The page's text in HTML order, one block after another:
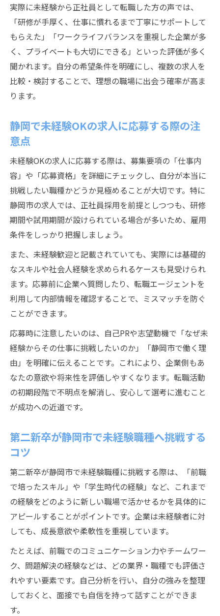
実際に未経験から正社員として転職した方の声では、
「研修が手厚く、仕事に慣れるまで丁寧にサポートして
もらえた」「ワークライフバランスを重視した企業が多
く、プライベートも大切にできる」といった評価が多く
聞かれます。自分の希望条件を明確にし、複数の求人を
比較・検討することで、理想の職場に出会う確率が高ま
ります。
静岡で未経験OKの求人に応募する際の注
意点
未経験OKの求人に応募する際は、募集要項の「仕事内
容」や「応募資格」を詳細にチェックし、自分が本当に
挑戦したい職種かどうか見極めることが大切です。特に
静岡市の求人では、正社員採用を前提としつつも、研修
期間や試用期間が設けられている場合が多いため、雇用
条件をしっかり把握しましょう。
また、未経験歓迎と記載されていても、実際には基礎的
なスキルや社会人経験を求められるケースも見受けられ
ます。応募前に企業へ質問したり、転職エージェントを
利用して内部情報を確認することで、ミスマッチを防ぐ
ことができます。
応募時に注意したいのは、自己PRや志望動機で「なぜ未
経験からその仕事に挑戦したいのか」「静岡市で働く理
由」を明確に伝えることです。これにより、企業側もあ
なたの意欲や将来性を評価しやすくなります。転職活動
の初期段階で不明点を解消し、安心して選考に進むこと
が成功への近道です。
第二新卒が静岡市で未経験職種へ挑戦する
コツ
第二新卒が静岡市で未経験職種に挑戦する際は、「前職
で培ったスキル」や「学生時代の経験」など、これまで
の経験をどのように新しい職場で活かせるかを具体的に
アピールすることがポイントです。企業は未経験者に対
しても、成長意欲や柔軟性を重視しています。
たとえば、前職でのコミュニケーション力やチームワー
ク、問題解決の経験などは、どの業界・職種でも評価さ
れやすい要素です。自己分析を行い、自分の強みを整理
しておくと、面接でも自信を持って話すことができま
す。